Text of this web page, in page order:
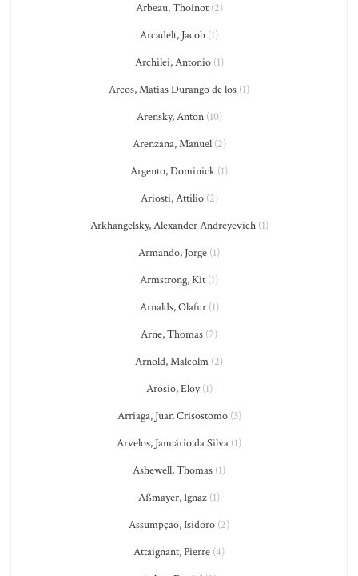
Arbeau, Thoinot(2)
Arcadelt, Jacob (1)
Archilei, Antonio(1)
Arcos, Matías Durango de los (1)
Arensky, Anton(10)
Arenzana, Manuel(2)
Argento, Dominick (1)
Ariosti, Attilio(2)
Arkhangelsky, Alexander Andreyevich(1)
Armando, Jorge (1)
Armstrong, Kit (1)
Arnalds, Olafur(1)
Arne, Thomas (7)
Arnold, Malcolm (2)
Arósio, Eloy(1)
Arriaga, Juan Crisostomo(3)
Arvelos, Januário da Silva (1)
Ashewell, Thomas (1)
Aßmayer, Ignaz (1)
Assumpção, Isidoro (2)
Attaignant, Pierre (4)